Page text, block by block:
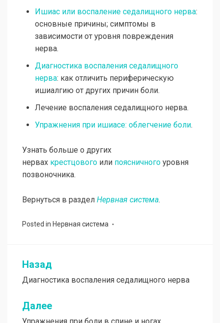
Ишиас или воспаление седалищного нерва:
основные причины; симптомы в
зависимости от уровня повреждения
нерва.
Диагностика воспаления седалищного
нерва: как отличить периферическую
ишиалгию от других причин боли.
Лечение воспаления седалищного нерва.
Упражнения при ишиасе: облегчение боли.
Узнать больше о других
нервах крестцового или поясничного уровня
позвоночника.
Вернуться в раздел Нервная система.
Posted in Нервная система
Навигация
по
записям
Назад
Диагностика воспаления седалищного нерва
Далее